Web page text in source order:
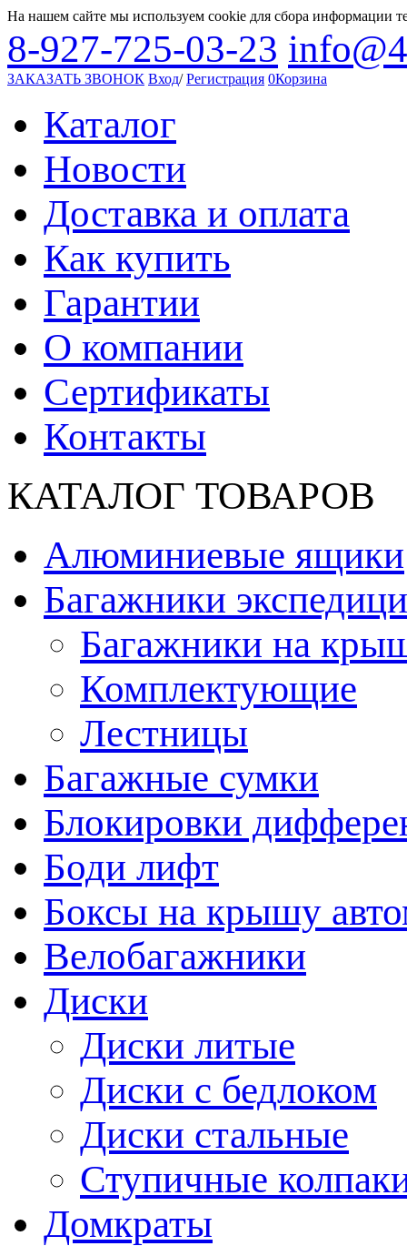
На нашем сайте мы используем cookie для сбора информации
8-927-725-03-23
ЗАКАЗАТЬ ЗВОНОК Вход/Регистрация 0Корзина
Каталог
Новости
Доставка и оплата
Как купить
Гарантии
О компании
Сертификаты
Контакты
КАТАЛОГ ТОВАРОВ
Алюминиевые ящики
Багажники
Багажники на
Комплектующие
Лестницы
Багажные сумки
Блокировки
Боди лифт
Боксы на крышу
Велобагажники
Диски
Диски литые
Диски с бедлоком
Диски стальные
Ступичные
Домкраты